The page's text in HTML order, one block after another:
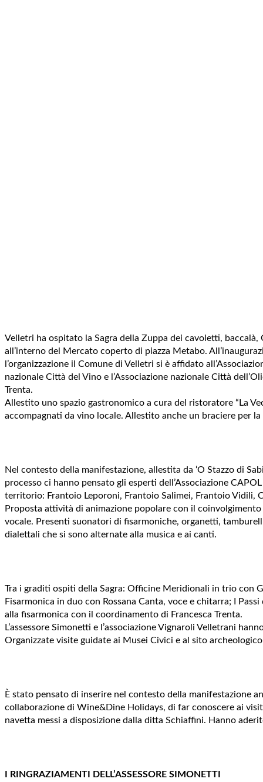
Velletri ha ospitato la Sagra della Zuppa dei cavoletti,
all’interno del Mercato coperto di piazza Metabo.
l’organizzazione il Comune di Velletri si è affidato
nazionale Città del Vino e l’Associazione nazionale Città
Trenta.
Allestito uno spazio gastronomico a cura del ristoratore “La
accompagnati da vino locale. Allestito anche un braciere per
Nel contesto della manifestazione, allestita da ‘O Stazzo di
processo ci hanno pensato gli esperti dell’Associazione
territorio: Frantoio Leporoni, Frantoio Salimei, Frantoio Vidili,
Proposta attività di animazione popolare con il
vocale. Presenti suonatori di fisarmoniche, organetti,
dialettali che si sono alternate alla musica e ai canti.
Tra i graditi ospiti della Sagra: Officine Meridionali in trio con
Fisarmonica in duo con Rossana Canta, voce e chitarra; I
alla fisarmonica con il coordinamento di Francesca Trenta.
L’assessore Simonetti e l’associazione Vignaroli Velletrani
Organizzate visite guidate ai Musei Civici e al sito
È stato pensato di inserire nel contesto della manifestazione
collaborazione di Wine&Dine Holidays, di far conoscere ai
navetta messi a disposizione dalla ditta Schiaffini. Hanno
I RINGRAZIAMENTI DELL’ASSESSORE SIMONETTI